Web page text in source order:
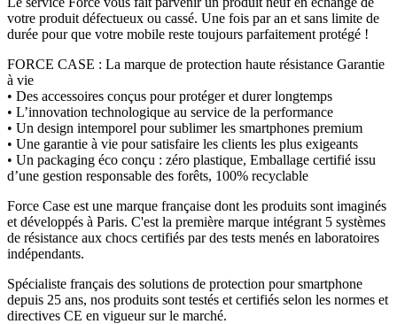
votre produit défectueux ou cassé. Une fois par an et sans limite de
durée pour que votre mobile reste toujours parfaitement protégé !
FORCE CASE : La marque de protection haute résistance Garantie
à vie
• Des accessoires conçus pour protéger et durer longtemps
• L’innovation technologique au service de la performance
• Un design intemporel pour sublimer les smartphones premium
• Une garantie à vie pour satisfaire les clients les plus exigeants
• Un packaging éco conçu : zéro plastique, Emballage certifié issu
d’une gestion responsable des forêts, 100% recyclable
Force Case est une marque française dont les produits sont imaginés
et développés à Paris. C'est la première marque intégrant 5 systèmes
de résistance aux chocs certifiés par des tests menés en laboratoires
indépendants.
Spécialiste français des solutions de protection pour smartphone
depuis 25 ans, nos produits sont testés et certifiés selon les normes et
directives CE en vigueur sur le marché.